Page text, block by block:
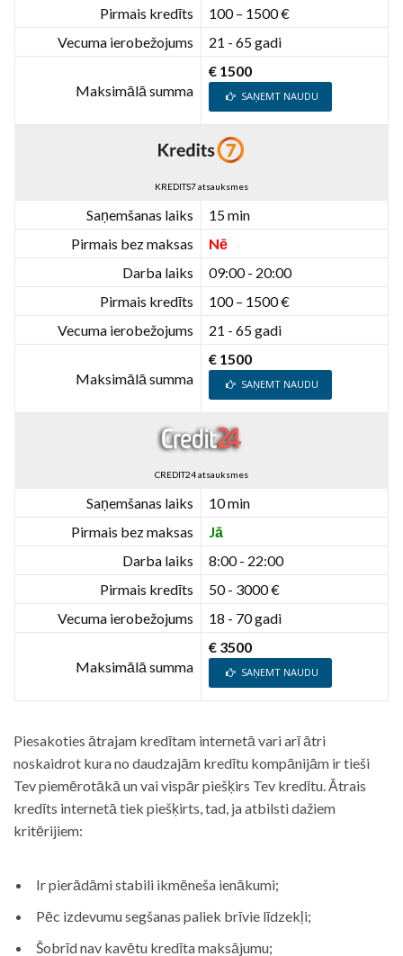
Pirmais kredīts
100 – 1500 €
Vecuma ierobežojums
21 - 65 gadi
Maksimālā summa
€ 1500
SAŅEMT NAUDU
KREDITS7 atsauksmes
Saņemšanas laiks
15 min
Pirmais bez maksas
Nē
Darba laiks
09:00 - 20:00
Pirmais kredīts
100 – 1500 €
Vecuma ierobežojums
21 - 65 gadi
Maksimālā summa
€ 1500
SAŅEMT NAUDU
CREDIT24 atsauksmes
Saņemšanas laiks
10 min
Pirmais bez maksas
Jā
Darba laiks
8:00 - 22:00
Pirmais kredīts
50 - 3000 €
Vecuma ierobežojums
18 - 70 gadi
Maksimālā summa
€ 3500
SAŅEMT NAUDU
Piesakoties ātrajam kredītam internetā vari arī ātri
noskaidrot kura no daudzajām kredītu kompānijām ir tieši
Tev piemērotākā un vai vispār piešķirs Tev kredītu. Ātrais
kredīts internetā tiek piešķirts, tad, ja atbilsti dažiem
kritērijiem:
Ir pierādāmi stabili ikmēneša ienākumi;
Pēc izdevumu segšanas paliek brīvie līdzekļi;
Šobrīd nav kavētu kredīta maksājumu;